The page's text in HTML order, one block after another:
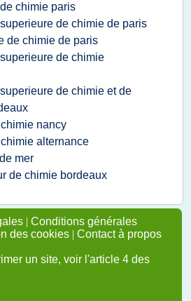
chimie paris
de chimie de paris
de chimie de paris
de chimie
de chimie et de
nancy
alternance
mer
de chimie bordeaux
| Conditions générales
des cookies | Contact à propos
un site, voir l'article 4 des